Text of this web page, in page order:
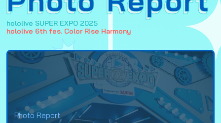
hololive SUPER EXPO 2025
hololive 6th fes. Color Rise Harmony
Photo Report